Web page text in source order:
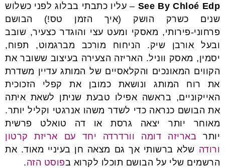
See By Chloé Edp – עליו כתבתי בבלוג לפני כשלוש
שנים כשרק הושק (איך הזמן טס!) הבושם
פרחוני-פירותי, מאסקי ומעט עצי והוגדר כצעיר, שובב
ובעל אורבן שיק. הניחוח מורכב מברגמוט, תפוח,
יסמין, מאסק ווניל. האריזה הצעירה בעיצוב ששובר את
הקווים המאונכים והקלאסיים של המותג עדיין משדרת
את רוח המותג ונושאת כמובן את קפלי הזכוכית
האייקוניים, בראשה אפילו טבעת שניתן לשאת איתה
את הבושם כנראה כדי לשדר משהו אנרגטי וקליל יותר.
מאוחר יותר יצאה גרסת או דה טואלט פרשית
יותר באריזה דומה וורדרדה יחד עם אריזת קרטון
ורודה שלא ברשותי אך גם מצאה חן בעיניי מאוד. את
הרשמים שלי על הבושם תוכלו לקרוא בפוסט הזה.